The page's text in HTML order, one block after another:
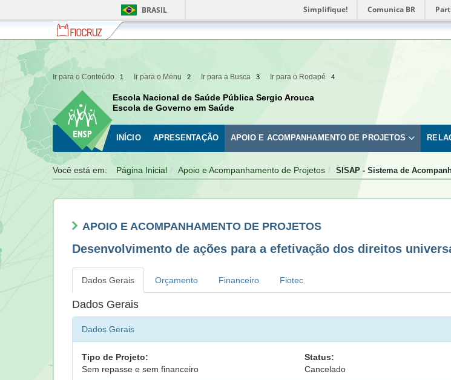
BRASIL Simplifique! Comunica BR
Fiocruz
Fale
com
Ir para o Conteúdo 1 Ir para o Menu 2 Ir para a Busca 3 Ir para o Rodapé 4
Escola Nacional de Saúde Pública Sergio Arouca
Escola de Governo em Saúde
INÍCIO APRESENTAÇÃO APOIO E ACOMPANHAMENTO DE PROJETOS
Você está em: Página Inicial Apoio e Acompanhamento de Projetos SISAP - Sistema de
APOIO E ACOMPANHAMENTO DE PROJETOS
Desenvolvimento de ações para a efetivação dos direitos
Dados Gerais Orçamento Financeiro Fiotec
Dados Gerais
Dados Gerais
Tipo de Projeto:
Sem repasse e sem financeiro
Status:
Cancelado